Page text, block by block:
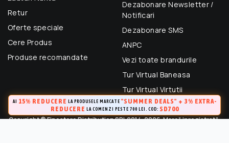
Retur
Oferte speciale
Cere Produs
Produse recomandate
Dezabonare Newsletter /
Notificari
Dezabonare SMS
ANPC
Vezi toate brandurile
Tur Virtual Baneasa
Tur Virtual Virtutii
Copyright © Finestore Distribution SRL 2014-2026. Marcă inregistrată.
AI 15% REDUCERE LA PRODUSELE MARCATE "SUMMER DEALS" + 3% EXTRA-
REDUCERE LA COMENZI PESTE 700 LEI. COD: SD700